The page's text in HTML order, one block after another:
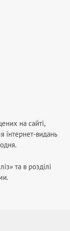
на сайті,
інтернет-видань
та в розділі